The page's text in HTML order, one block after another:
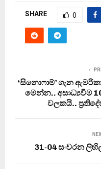
SHARE 0
‘සිනොෆාම්’ ගැන
මෙන්න.. අසාධ්‍යවීම
වලකයි..
31-04 සංචරන